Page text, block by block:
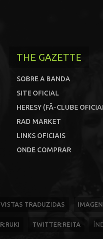
THE GAZETTE
SOBRE A BANDA
SITE OFICIAL
HERESY (FÃ-CLUBE
RAD MARKET
LINKS OFICIAIS
ONDE COMPRAR
TRADUZIDAS
TWITTER:REITA